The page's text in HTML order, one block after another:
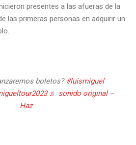
presentes a las afueras de la
las primeras personas en adquirir un
boletos?#luismiguel
♬ sonido original –
Haz